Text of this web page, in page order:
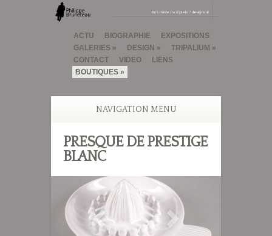
ACTU BIOGRAPHIE
EXPOSITIONS
GALERIES
DESIGN
TRIPALIUM
CONTACT
VIDEO
LIENS
BOUTIQUES
NAVIGATION MENU
PRESQUE DE PRESTIGE
BLANC